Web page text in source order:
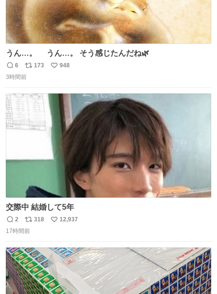
うん…。 うん…。 そう感じたんだね🌿
返
信
6
リ
ポ
173
い
948
3時間前
交際中 結婚して5年
返
信
2
リ
ポ
ト
数
318
い
数
12,937
17時間前